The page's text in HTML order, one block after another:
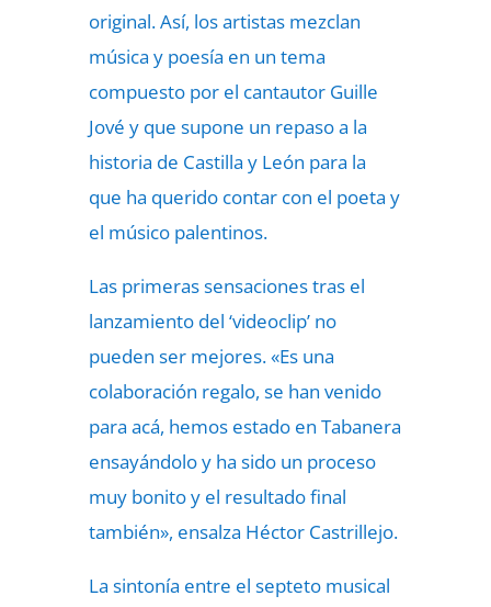
original. Así, los artistas mezclan
música y poesía en un tema
compuesto por el cantautor Guille
Jové y que supone un repaso a la
historia de Castilla y León para la
que ha querido contar con el poeta y
el músico palentinos.
Las primeras sensaciones tras el
lanzamiento del ‘videoclip’ no
pueden ser mejores. «Es una
colaboración regalo, se han venido
para acá, hemos estado en Tabanera
ensayándolo y ha sido un proceso
muy bonito y el resultado final
también», ensalza Héctor Castrillejo.
La sintonía entre el septeto musical